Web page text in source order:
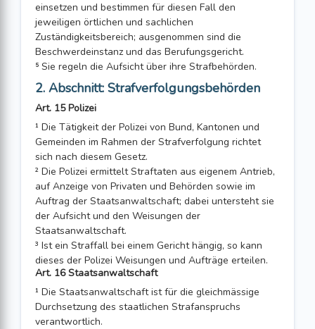
einsetzen und bestimmen für diesen Fall den
jeweiligen örtlichen und sachlichen
Zuständigkeitsbereich; ausgenommen sind die
Beschwerdeinstanz und das Berufungsgericht.
⁵ Sie regeln die Aufsicht über ihre Strafbehörden.
2. Abschnitt: Strafverfolgungsbehörden
Art. 15 Polizei
¹ Die Tätigkeit der Polizei von Bund, Kantonen und
Gemeinden im Rahmen der Strafverfolgung richtet
sich nach diesem Gesetz.
² Die Polizei ermittelt Straftaten aus eigenem Antrieb,
auf Anzeige von Privaten und Behörden sowie im
Auftrag der Staatsanwaltschaft; dabei untersteht sie
der Aufsicht und den Weisungen der
Staatsanwaltschaft.
³ Ist ein Straffall bei einem Gericht hängig, so kann
dieses der Polizei Weisungen und Aufträge erteilen.
Art. 16 Staatsanwaltschaft
¹ Die Staatsanwaltschaft ist für die gleichmässige
Durchsetzung des staatlichen Strafanspruchs
verantwortlich.